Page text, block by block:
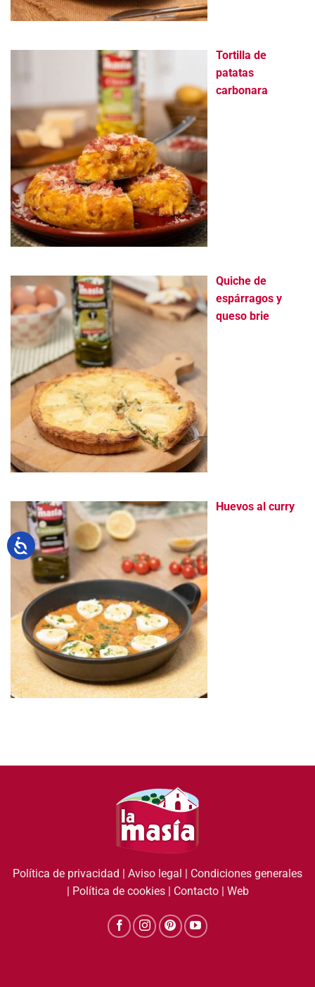
Tortilla de
patatas
carbonara
Quiche de
espárragos y
queso brie
Huevos al curry
Política de privacidad Aviso legal
Condiciones generales
Política de cookies| Contacto| Web